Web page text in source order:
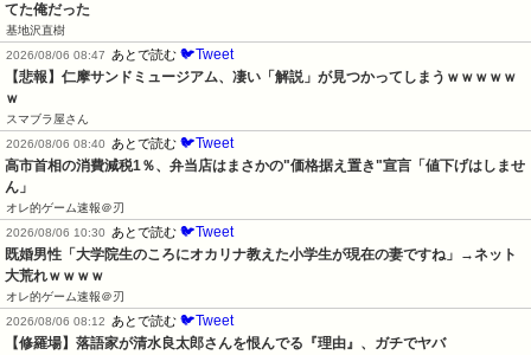
てた俺だった
基地沢直樹
2026/08/06 08:47
あとで読む 🐦Tweet
【悲報】仁摩サンドミュージアム、凄い「解説」が見つかってしまうｗｗｗｗｗ
ｗ
スマブラ屋さん
2026/08/06 08:40
あとで読む 🐦Tweet
高市首相の消費減税1％、弁当店はまさかの"価格据え置き"宣言「値下げはしませ
ん」
オレ的ゲーム速報＠刃
2026/08/06 10:30
あとで読む 🐦Tweet
既婚男性「大学院生のころにオカリナ教えた小学生が現在の妻ですね」→ネット
大荒れｗｗｗｗ
オレ的ゲーム速報＠刃
2026/08/06 08:12
あとで読む 🐦Tweet
【修羅場】落語家が清水良太郎さんを恨んでる『理由』、ガチでヤバ